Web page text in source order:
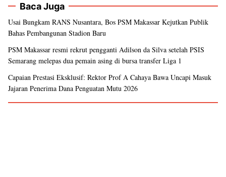
Baca Juga
Usai Bungkam RANS Nusantara, Bos PSM Makassar Kejutkan Publik
Bahas Pembangunan Stadion Baru
PSM Makassar resmi rekrut pengganti Adilson da Silva setelah PSIS
Semarang melepas dua pemain asing di bursa transfer Liga 1
Capaian Prestasi Eksklusif: Rektor Prof A Cahaya Bawa Uncapi Masuk
Jajaran Penerima Dana Penguatan Mutu 2026